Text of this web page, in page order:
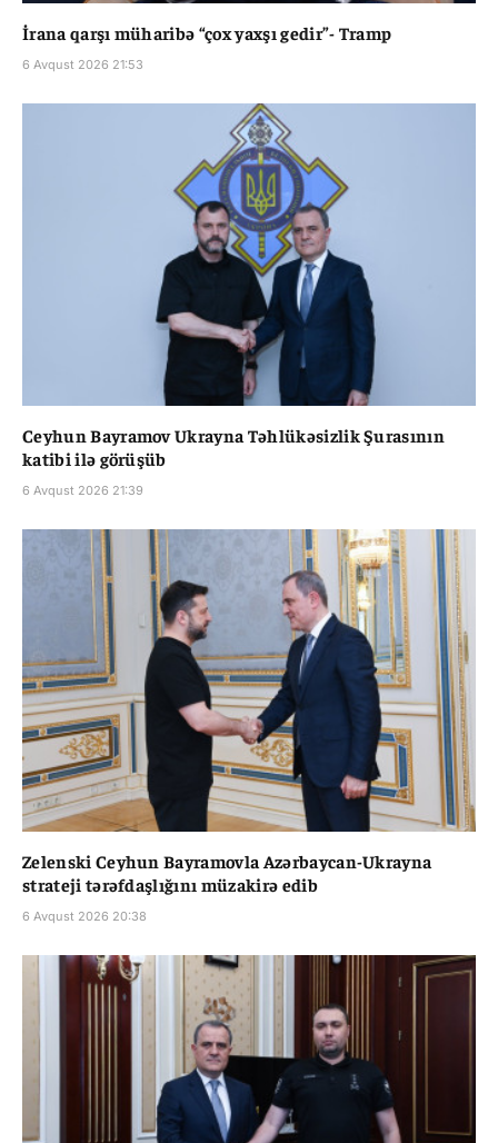
İrana qarşı müharibə “çox yaxşı gedir”- Tramp
6 Avqust 2026 21:53
Ceyhun Bayramov Ukrayna Təhlükəsizlik Şurasının
katibi ilə görüşüb
6 Avqust 2026 21:39
Zelenski Ceyhun Bayramovla Azərbaycan-Ukrayna
strateji tərəfdaşlığını müzakirə edib
6 Avqust 2026 20:38